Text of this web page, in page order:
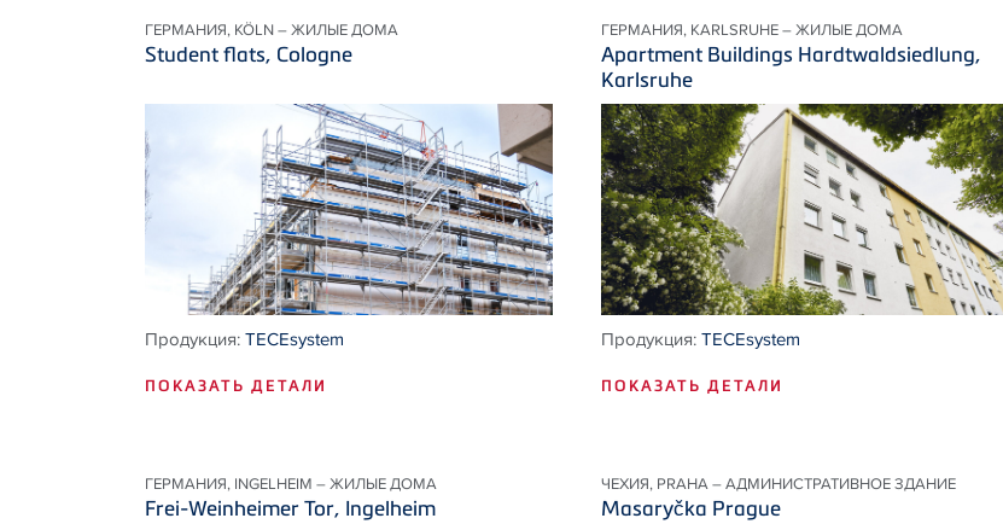
ГЕРМАНИЯ, KÖLN – ЖИЛЫЕ ДОМА
Student flats, Cologne
Продукция:TECEsystem
ПОКАЗАТЬ ДЕТАЛИ
ГЕРМАНИЯ, KARLSRUHE – ЖИЛЫЕ ДОМА
Apartment Buildings Hardtwaldsiedlung,
Karlsruhe
Продукция:TECEsystem
ПОКАЗАТЬ ДЕТАЛИ
ГЕРМАНИЯ, INGELHEIM – ЖИЛЫЕ ДОМА
Frei-Weinheimer Tor, Ingelheim
ЧЕХИЯ, PRAHA – АДМИНИСТРАТИВНОЕ ЗДАНИЕ
Masaryčka Prague